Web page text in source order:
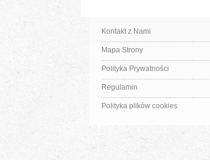
Kontakt z Nami
Mapa Strony
Polityka Prywatności
Regulamin
Polityka plików cookies